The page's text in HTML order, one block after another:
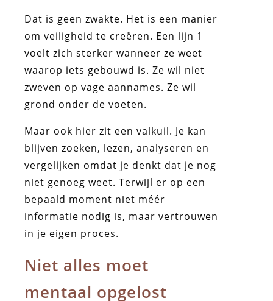
Dat is geen zwakte. Het is een manier
om veiligheid te creëren. Een lijn 1
voelt zich sterker wanneer ze weet
waarop iets gebouwd is. Ze wil niet
zweven op vage aannames. Ze wil
grond onder de voeten.
Maar ook hier zit een valkuil. Je kan
blijven zoeken, lezen, analyseren en
vergelijken omdat je denkt dat je nog
niet genoeg weet. Terwijl er op een
bepaald moment niet méér
informatie nodig is, maar vertrouwen
in je eigen proces.
Niet alles moet
mentaal opgelost